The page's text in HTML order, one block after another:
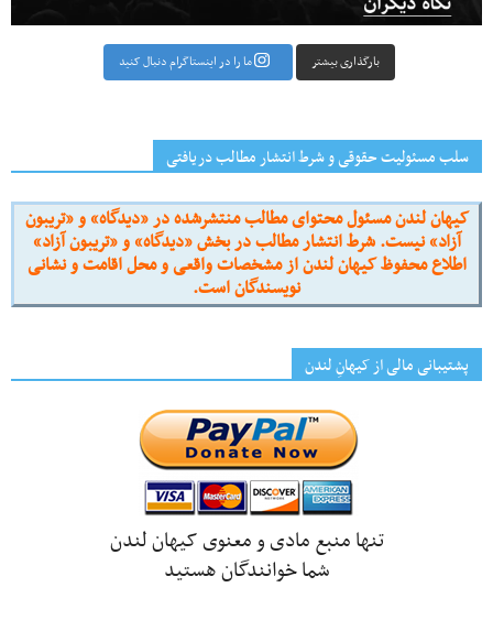
بارگذاری بیشتر ما را در اینستاگرام دنبال کنید
سلب مسئولیت حقوقی و شرط انتشار مطالب دریافتی
کیهان لندن مسئول محتوای مطالب منتشرشده در «دیدگاه» و «تریبون
آزاد» نیست. شرط انتشار مطالب در بخش «دیدگاه» و «تریبون آزاد»
اطلاع محفوظ کیهان لندن از مشخصات واقعی و محل اقامت و نشانی
نویسندگان است.
پشتیبانی مالی از کیهانِ لندن
تنها منبع مادی و معنوی کیهان لندن
شما خوانندگان هستید